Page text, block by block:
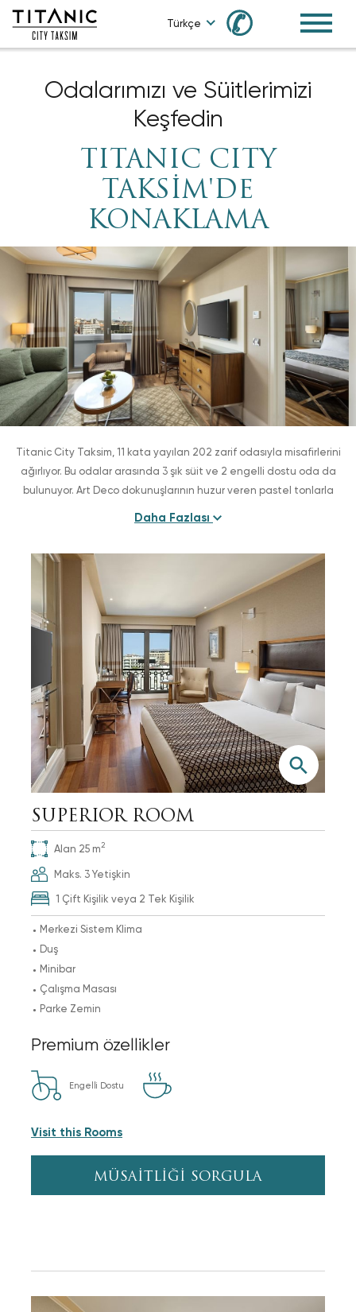
Türkçe ✆
Odalarımızı ve Süitlerimizi
Keşfedin
TITANIC CITY
TAKSİM'DE
KONAKLAMA
Titanic City Taksim, 11 kata yayılan 202 zarif odasıyla misafirlerini
ağırlıyor. Bu odalar arasında 3 şık süit ve 2 engelli dostu oda da
bulunuyor. Art Deco dokunuşlarının huzur veren pastel tonlarla
Daha Fazlası
SUPERIOR ROOM
Alan 25 m2
Maks. 3Yetişkin
1 Çift Kişilik veya 2 Tek Kişilik
Merkezi Sistem Klima
Duş
Minibar
Çalışma Masası
Parke Zemin
Premium özellikler
Engelli Dostu
Visit this Rooms
MÜSAİTLİĞİ SORGULA